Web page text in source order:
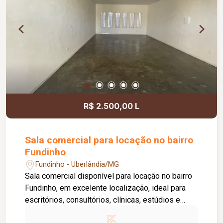
áreas comuns, copa, DML (Depósito de Material
de Limpeza), sistema de ronda, alarme, câmeras
de segurança e internet disponível. Como
diferencial, existe a possibilidade de ampliação
da área da sala, conforme a necessidade do
locatário. Entre em contato para mais
informações e agende uma visita.
R$ 2.500,00 L
Sala comercial para locação no bairro
Fundinho
Fundinho - Uberlândia/MG
Sala comercial disponível para locação no bairro
Fundinho, em excelente localização, ideal para
escritórios, consultórios, clínicas, estúdios e